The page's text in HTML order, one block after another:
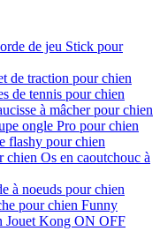
de jeu Stick pour
de traction pour chien
de tennis pour chien
à mâcher pour chien
ongle Pro pour chien
flashy pour chien
Os en caoutchouc à
à noeuds pour chien
pour chien Funny
Jouet Kong ON OFF